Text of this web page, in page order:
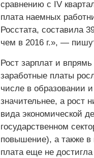
сравнению с IV
плата наемных
Росстата, составила
чем в 2016 г.», —
Рост зарплат и
заработные платы
числе в образовании
значительнее, а рост
вида экономической
государственном
повышение), а также в
плата еще не